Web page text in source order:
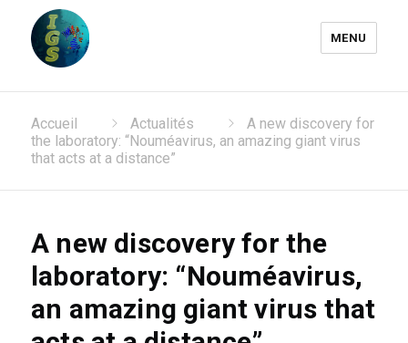
Génomique et Structurale
MENU
Accueil Actualités
A new discovery for
the laboratory: “Nouméavirus, an amazing giant virus
that acts at a distance”
A new discovery for the
laboratory: “Nouméavirus,
an amazing giant virus that